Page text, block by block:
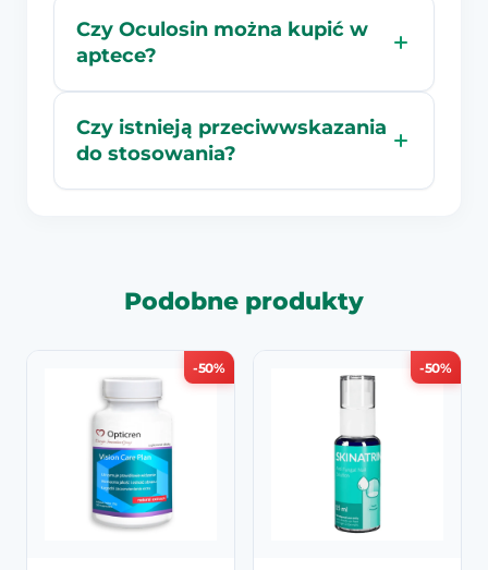
Czy Oculosin można kupić w
aptece?
Czy istnieją przeciwwskazania
do stosowania?
Podobne produkty
-50% -50%